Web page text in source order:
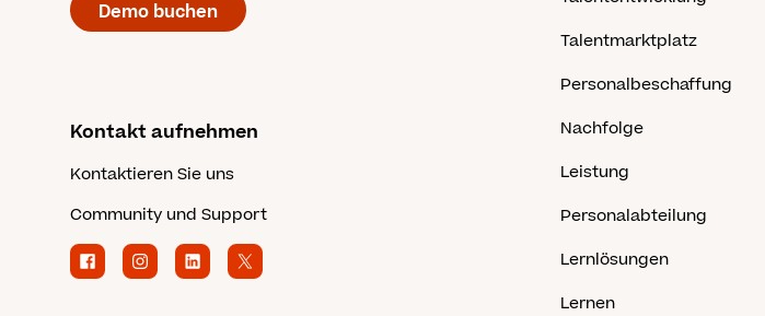
Demo buchen
Kontakt aufnehmen
Kontaktieren Sie uns
Community und Support
Talentmarktplatz
Personalbeschaffung
Nachfolge
Leistung
Personalabteilung
Lernlösungen
Lernen